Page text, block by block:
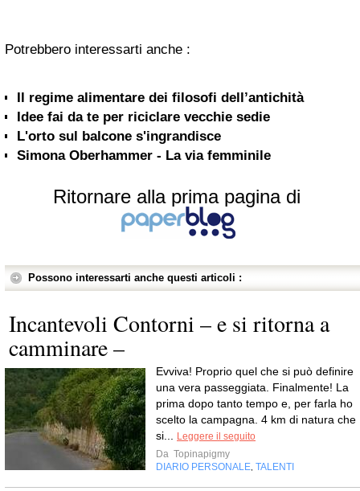
Potrebbero interessarti anche :
Il regime alimentare dei filosofi dell’antichità
Idee fai da te per riciclare vecchie sedie
L'orto sul balcone s'ingrandisce
Simona Oberhammer - La via femminile
Ritornare alla prima pagina di
Possono interessarti anche questi articoli :
Incantevoli Contorni – e si ritorna a
camminare –
Evviva! Proprio quel che si può definire
una vera passeggiata. Finalmente! La
prima dopo tanto tempo e, per farla ho
scelto la campagna. 4 km di natura che
si...
Leggere il seguito
Da Topinapigmy
DIARIO PERSONALE TALENTI